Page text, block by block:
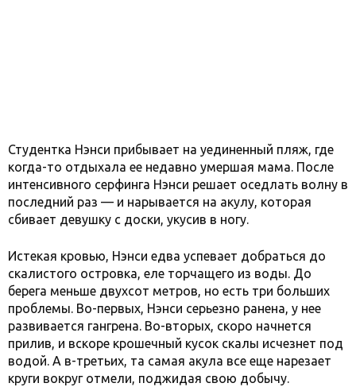
Студентка Нэнси прибывает на уединенный пляж, где
когда-то отдыхала ее недавно умершая мама. После
интенсивного серфинга Нэнси решает оседлать волну в
последний раз — и нарывается на акулу, которая
сбивает девушку с доски, укусив в ногу.
Истекая кровью, Нэнси едва успевает добраться до
скалистого островка, еле торчащего из воды. До
берега меньше двухсот метров, но есть три больших
проблемы. Во-первых, Нэнси серьезно ранена, у нее
развивается гангрена. Во-вторых, скоро начнется
прилив, и вскоре крошечный кусок скалы исчезнет под
водой. А в-третьих, та самая акула все еще нарезает
круги вокруг отмели, поджидая свою добычу.